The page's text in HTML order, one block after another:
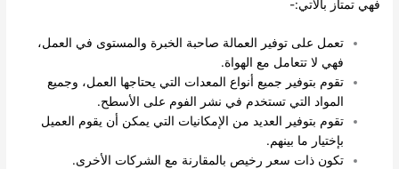
فهي تمتاز بالآتي:-
تعمل على توفير العمالة صاحبة الخبرة والمستوى في العمل،
فهي لا تتعامل مع الهواة.
تقوم بتوفير جميع أنواع المعدات التي يحتاجها العمل، وجميع
المواد التي تستخدم في نشر الفوم على الأسطح.
تقوم بتوفير العديد من الإمكانيات التي يمكن أن يقوم العميل
بإختيار ما بينهم.
تكون ذات سعر رخيص بالمقارنة مع الشركات الأخرى.